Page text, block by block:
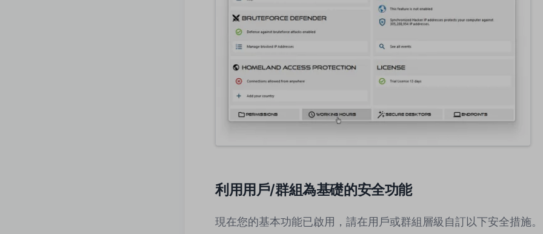
利用用戶/群組為基礎的安全功能
現在您的基本功能已啟用，請在用戶或群組層級自訂以下安全措施。